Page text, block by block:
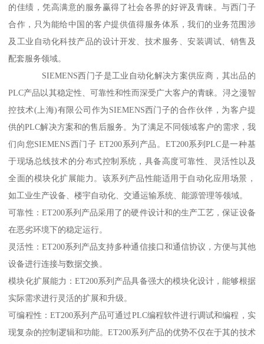
的佳绩，凭高满意的服务赢得了社会各界的好评及青睐。与西门子
合作，只为能给中国的客户提供值得服务体系，我们的业务范围涉
及工业自动化科技产品的设计开发、技术服务、安装调试、销售及
配套服务领域。
SIEMENS西门子是工业自动化解决方案供应商，其出品的
PLC产品以其稳定性、可靠性和性而深受广大客户的青睐。浔之漫智
控技术(上海)有限公司作为SIEMENS西门子的合作伙伴，为客户提
供的PLC解决方案和的售后服务。为了满足不同领域客户的需求，我
们向您SIEMENS西门子 ET200系列产品。ET200系列PLC是一种基
于现场总线技术的分布式控制系统，具备高度可靠性、灵活性以及
全面的模块化扩展能力。该系列产品性能适用于自动化应用场景，
如工业生产设备、楼宇自动化、交通运输系统、能源管理等领域。
可靠性：ET200系列产品采用了的硬件设计和的生产工艺，保证设备
在恶劣环境下的稳定运行。
灵活性：ET200系列产品支持多种通信接口和通信协议，方便与其他
设备进行连接与数据交换。
模块化扩展能力：ET200系列产品具备强大的模块化设计，能够根据
实际需求进行灵活的扩展和升级。
可编程性：ET200系列产品可通过PLC编程软件进行调试和编程，实
现复杂的控制逻辑和功能。ET200系列产品的优势不仅在于其的技术